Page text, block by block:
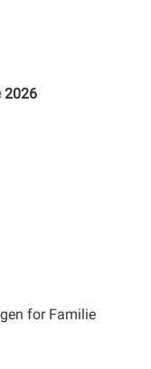
2026
for Familie